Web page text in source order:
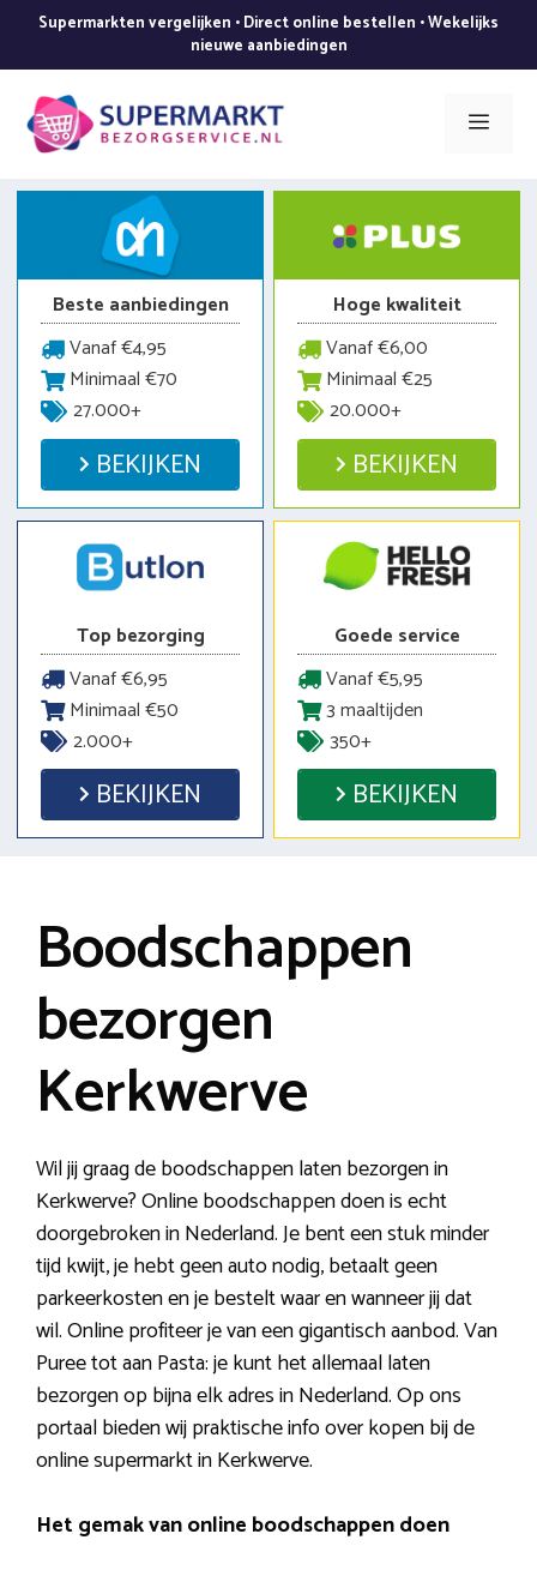
de
inhoud
Supermarkten vergelijken • Direct online bestellen • Wekelijks
nieuwe aanbiedingen
Menu
Beste aanbiedingen
Vanaf €4,95
Minimaal €70
27.000+
BEKIJKEN
Hoge kwaliteit
Vanaf €6,00
Minimaal €25
20.000+
BEKIJKEN
Top bezorging
Vanaf €6,95
Minimaal €50
2.000+
BEKIJKEN
Goede service
Vanaf €5,95
3 maaltijden
350+
BEKIJKEN
Boodschappen
bezorgen
Kerkwerve
Wil jij graag de boodschappen laten bezorgen in
Kerkwerve? Online boodschappen doen is echt
doorgebroken in Nederland. Je bent een stuk minder
tijd kwijt, je hebt geen auto nodig, betaalt geen
parkeerkosten en je bestelt waar en wanneer jij dat
wil. Online profiteer je van een gigantisch aanbod. Van
Puree tot aan Pasta: je kunt het allemaal laten
bezorgen op bijna elk adres in Nederland. Op ons
portaal bieden wij praktische info over kopen bij de
online supermarkt in Kerkwerve.
Het gemak van online boodschappen doen